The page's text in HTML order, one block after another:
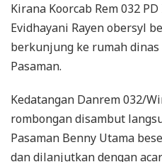
Kirana Koorcab Rem 032
Evidhayani Rayen obersyl
berkunjung ke rumah
Pasaman.
Kedatangan Danrem 032/
rombongan disambut
Pasaman Benny Utama
dan dilanjutkan dengan